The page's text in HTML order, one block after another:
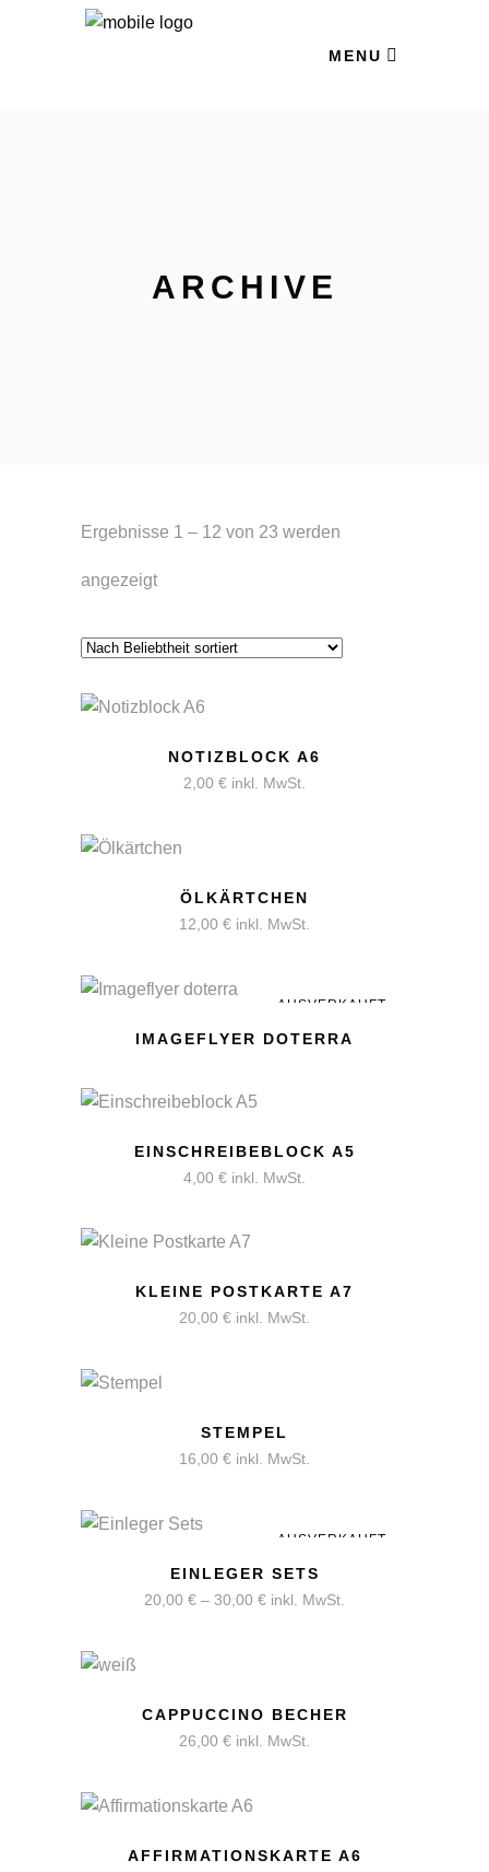
MENU
ARCHIVE
Ergebnisse 1 – 12 von 23 werden
angezeigtNach
NOTIZBLOCK A6
2,00 € inkl. MwSt.
ÖLKÄRTCHEN
12,00 € inkl. MwSt.
AUSVERKAUFT
IMAGEFLYER DOTERRA
EINSCHREIBEBLOCK A5
4,00 € inkl. MwSt.
KLEINE POSTKARTE A7
20,00 € inkl. MwSt.
STEMPEL
16,00 € inkl. MwSt.
AUSVERKAUFT
EINLEGER SETS
20,00 € – 30,00 € inkl. MwSt.
CAPPUCCINO BECHER
26,00 € inkl. MwSt.
AFFIRMATIONSKARTE A6